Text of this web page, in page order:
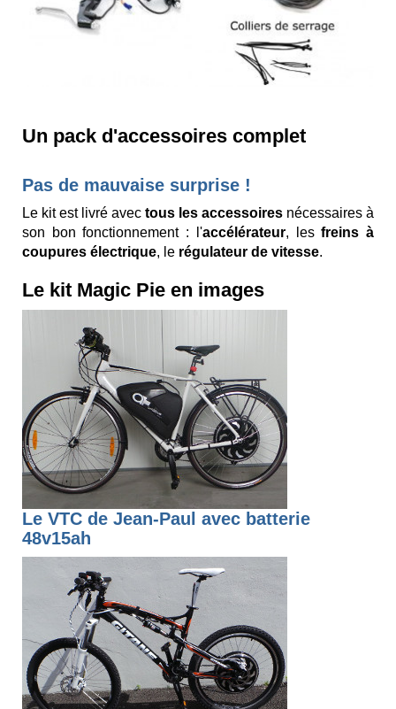
Un pack d'accessoires complet
Pas de mauvaise surprise !
Le kit est livré avec tous les accessoires nécessaires à
son bon fonctionnement : l'accélérateur, lesfreins à
coupures électrique, le régulateur de vitesse.
Le kit Magic Pie en images
Le VTC de Jean-Paul avec batterie
48v15ah